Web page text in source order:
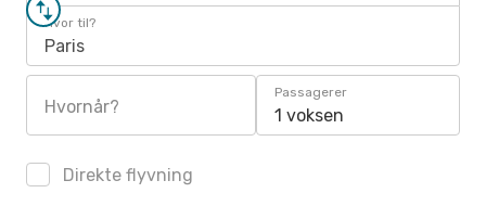
Hvor til?
Paris
Hvornår?
Passagerer
1 voksen
Direkte flyvning